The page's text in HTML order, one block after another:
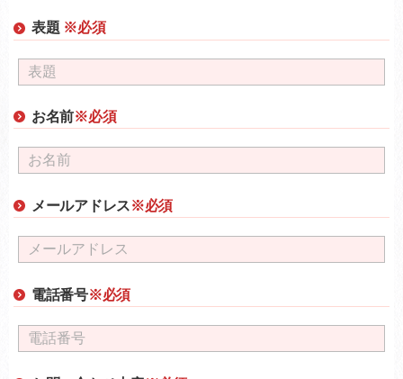
表題 ※必須
お名前※必須
メールアドレス※必須
電話番号※必須